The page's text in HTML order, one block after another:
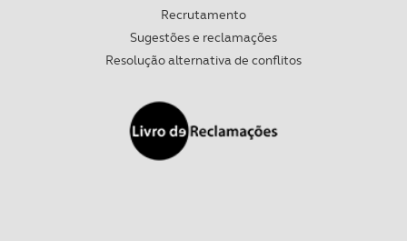
Recrutamento
Sugestões e reclamações
Resolução alternativa de conflitos